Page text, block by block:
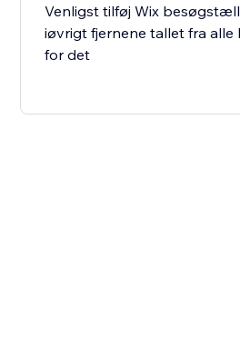
Venligst tilføj Wix
iøvrigt fjernene tallet fra
for det